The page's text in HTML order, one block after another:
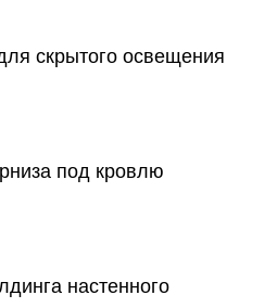
скрытого освещения
под кровлю
настенного